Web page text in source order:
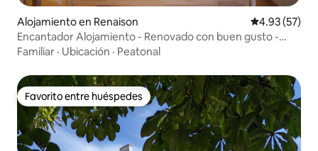
Alojamiento en Renaison Calificación
4.93 (57)
Encantador Alojamiento - Renovado con buen gusto -
Piscina
Familiar · Ubicación · Peatonal
Favorito entre huéspedes
Favorito entre huéspedes